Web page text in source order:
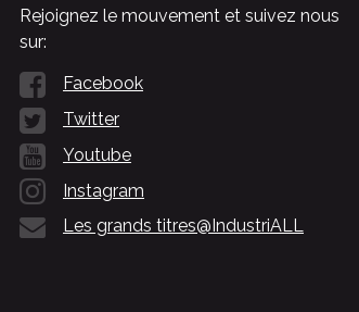
Rejoignez le mouvement et suivez nous
sur:
Facebook
Twitter
Youtube
Instagram
Les grands titres@IndustriALL